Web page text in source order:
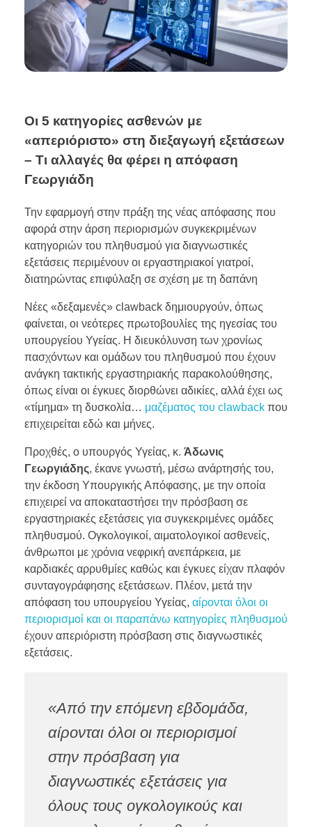
Οι 5 κατηγορίες ασθενών με
«απεριόριστο» στη διεξαγωγή εξετάσεων
– Τι αλλαγές θα φέρει η απόφαση
Γεωργιάδη
Την εφαρμογή στην πράξη της νέας απόφασης που
αφορά στην άρση περιορισμών συγκεκριμένων
κατηγοριών του πληθυσμού για διαγνωστικές
εξετάσεις περιμένουν οι εργαστηριακοί γιατροί,
διατηρώντας επιφύλαξη σε σχέση με τη δαπάνη
Νέες «δεξαμενές» clawback δημιουργούν, όπως
φαίνεται, οι νεότερες πρωτοβουλίες της ηγεσίας του
υπουργείου Υγείας. Η διευκόλυνση των χρονίως
πασχόντων και ομάδων του πληθυσμού που έχουν
ανάγκη τακτικής εργαστηριακής παρακολούθησης,
όπως είναι οι έγκυες διορθώνει αδικίες, αλλά έχει ως
«τίμημα» τη δυσκολία… μαζέματος του clawback που
επιχειρείται εδώ και μήνες.
Προχθές, ο υπουργός Υγείας, κ. Άδωνις
Γεωργιάδης, έκανε γνωστή, μέσω ανάρτησής του,
την έκδοση Υπουργικής Απόφασης, με την οποία
επιχειρεί να αποκαταστήσει την πρόσβαση σε
εργαστηριακές εξετάσεις για συγκεκριμένες ομάδες
πληθυσμού. Ογκολογικοί, αιματολογικοί ασθενείς,
άνθρωποι με χρόνια νεφρική ανεπάρκεια, με
καρδιακές αρρυθμίες καθώς και έγκυες είχαν πλαφόν
συνταγογράφησης εξετάσεων. Πλέον, μετά την
απόφαση του υπουργείου Υγείας, αίρονται όλοι οι
περιορισμοί και οι παραπάνω κατηγορίες πληθυσμού
έχουν απεριόριστη πρόσβαση στις διαγνωστικές
εξετάσεις.
«Από την επόμενη εβδομάδα,
αίρονται όλοι οι περιορισμοί
στην πρόσβαση για
διαγνωστικές εξετάσεις για
όλους τους ογκολογικούς και